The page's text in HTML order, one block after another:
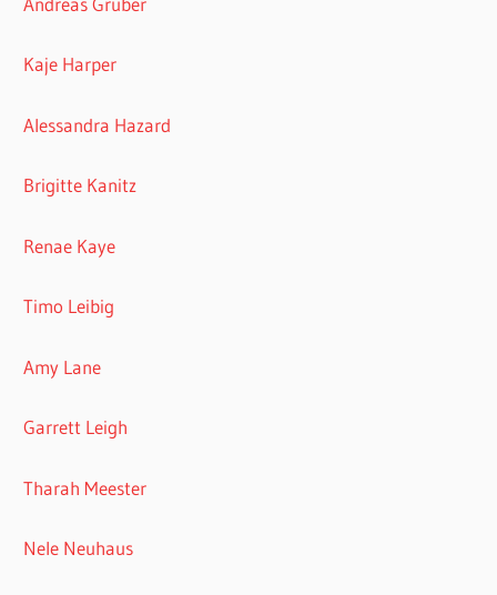
Kaje Harper
Alessandra Hazard
Brigitte Kanitz
Renae Kaye
Timo Leibig
Amy Lane
Garrett Leigh
Tharah Meester
Nele Neuhaus